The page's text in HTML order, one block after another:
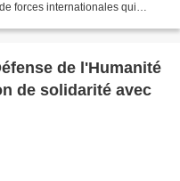
forces internationales qui
de l'Humanité
de solidarité avec